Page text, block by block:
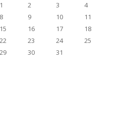
1
2 3
4
8 9 10
11
15 16 17
18
22 23 24
25
29 30
31